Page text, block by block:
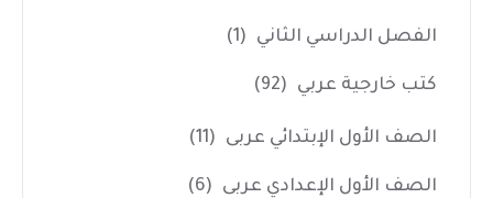
الفصل الدراسي الثاني (1)
كتب خارجية عربي (92)
الصف الأول الإبتدائي عربى (11)
الصف الأول الإعدادي عربى (6)